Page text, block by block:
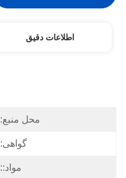
اطلاعات دقیق
محل منبع:
گواهی:
مواد::